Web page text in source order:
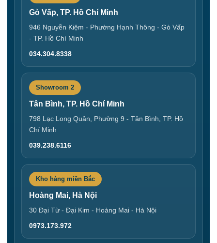
Gò Vấp, TP. Hồ Chí Minh
946 Nguyễn Kiệm - Phường Hạnh Thông - Gò Vấp
- TP. Hồ Chí Minh
034.304.8338
Showroom 2
Tân Bình, TP. Hồ Chí Minh
798 Lạc Long Quân, Phường 9 - Tân Bình, TP. Hồ
Chí Minh
039.238.6116
Kho hàng miền Bắc
Hoàng Mai, Hà Nội
30 Đại Từ - Đại Kim - Hoàng Mai - Hà Nội
0973.173.972